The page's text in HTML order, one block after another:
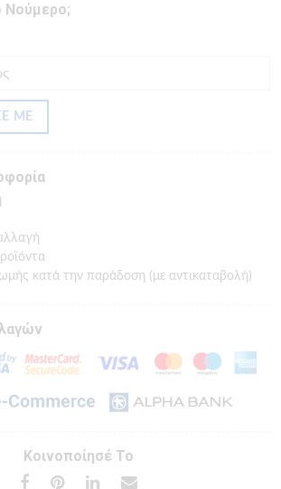
Νούμερο;
ΜΕ
κατά την παράδοση (με αντικαταβολή)
Κοινοποίησέ Το